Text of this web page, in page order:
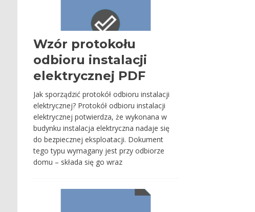
Wzór protokołu
odbioru instalacji
elektrycznej PDF
Jak sporządzić protokół odbioru instalacji
elektrycznej? Protokół odbioru instalacji
elektrycznej potwierdza, że wykonana w
budynku instalacja elektryczna nadaje się
do bezpiecznej eksploatacji. Dokument
tego typu wymagany jest przy odbiorze
domu – składa się go wraz